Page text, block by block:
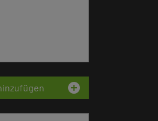
add_circle